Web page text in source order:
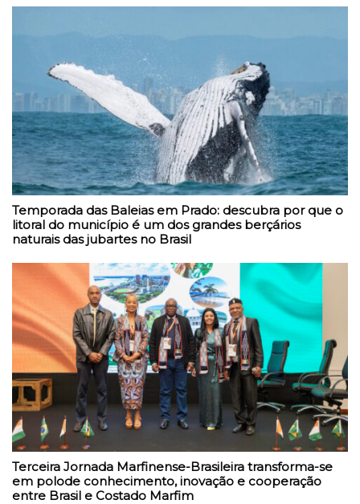
Temporada das Baleias em Prado: descubra por que o
litoral do município é um dos grandes berçários
naturais das jubartes no Brasil
Terceira Jornada Marfinense-Brasileira transforma-se
em polode conhecimento, inovação e cooperação
entre Brasil e Costado Marfim